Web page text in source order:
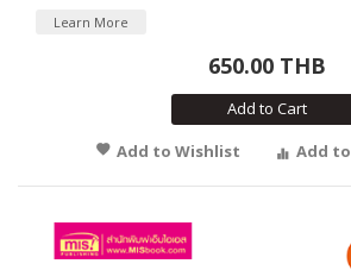
Learn More
650.00 THB
Add to Cart
Add to Wishlist
Add